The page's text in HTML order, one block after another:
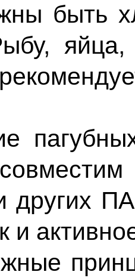
быть
яйца,
других
и